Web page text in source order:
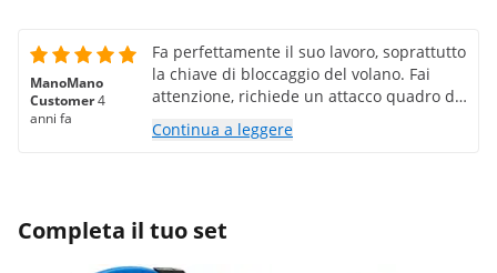
ManoMano
Customer4
anni fa
Fa perfettamente il suo lavoro, soprattutto
la chiave di bloccaggio del volano. Fai
attenzione, richiede un attacco quadro da
3/4" (come per una presa per camion). Ma
ehi, ti serve quello, e le prolunghe per
Continua a leggere
Completa il tuo set